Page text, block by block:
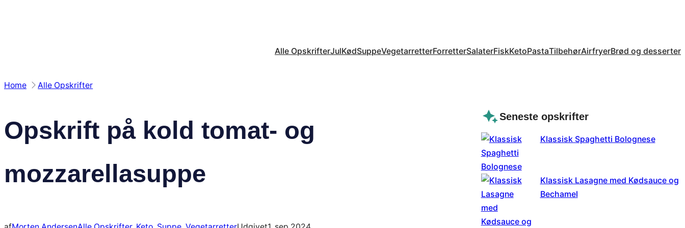
Alle OpskrifterJulKødSuppeVegetarretterForretterSalaterFiskKetoPastaTilbehørAirfryerBrød og desserter
Home Alle Opskrifter
Opskrift på kold tomat- og
mozzarellasuppe
Seneste opskrifter
Klassisk Spaghetti Bolognese
Klassisk Lasagne med Kødsauce og
Bechamel